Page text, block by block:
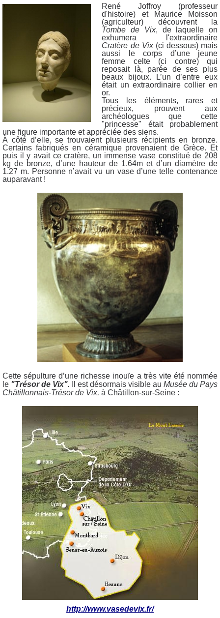
René Joffroy (professeur
d'histoire) et Maurice Moisson
(agriculteur) découvrent la
Tombe de Vix, de laquelle on
exhumera l'extraordinaire
Cratère de Vix (ci dessous) mais
aussi le corps d’une jeune
femme celte (ci contre) qui
reposait là, parée de ses plus
beaux bijoux. L’un d’entre eux
était un extraordinaire collier en
or.
Tous les éléments, rares et
précieux, prouvent aux
archéologues que cette
"princesse" était probablement
une figure importante et appréciée des siens.
À côté d’elle, se trouvaient plusieurs récipients en bronze.
Certains fabriqués en céramique provenaient de Grèce. Et
puis il y avait ce cratère, un immense vase constitué de 208
kg de bronze, d’une hauteur de 1.64m et d’un diamètre de
1.27 m. Personne n’avait vu un vase d’une telle contenance
auparavant !
Cette sépulture d’une richesse inouïe a très vite été nommée
le "Trésor de Vix". Il est désormais visible au Musée du Pays
Châtillonnais-Trésor de Vix, à Châtillon-sur-Seine :
http://www.vasedevix.fr/